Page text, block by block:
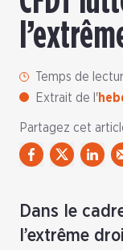
Temps de
Extrait de l'
Partagez cet
Dans le
l’extrême